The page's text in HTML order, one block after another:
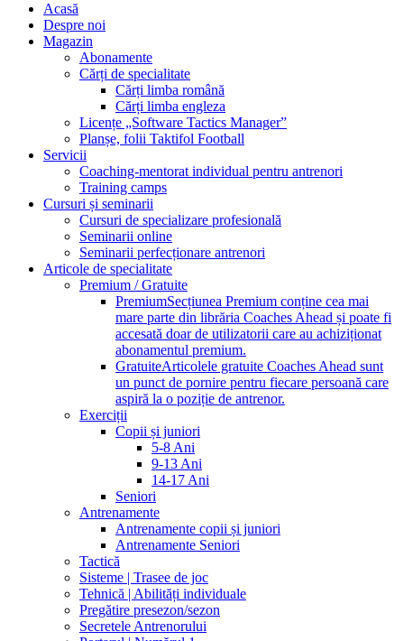
Acasă
Despre noi
Magazin
Abonamente
Cărți de specialitate
Cărți limba română
Cărți limba engleza
Licențe „Software Tactics Manager”
Planșe, folii Taktifol Football
Servicii
Coaching-mentorat individual pentru antrenori
Training camps
Cursuri și seminarii
Cursuri de specializare profesională
Seminarii online
Seminarii perfecționare antrenori
Articole de specialitate
Premium / Gratuite
PremiumSecțiunea Premium conține cea mai
mare parte din librăria Coaches Ahead și poate fi
accesată doar de utilizatorii care au achiziționat
abonamentul premium.
GratuiteArticolele gratuite Coaches Ahead sunt
un punct de pornire pentru fiecare persoană care
aspiră la o poziție de antrenor.
Exerciții
Copii și juniori
5-8 Ani
9-13 Ani
14-17 Ani
Seniori
Antrenamente
Antrenamente copii și juniori
Antrenamente Seniori
Tactică
Sisteme | Trasee de joc
Tehnică | Abilități individuale
Pregătire presezon/sezon
Secretele Antrenorului